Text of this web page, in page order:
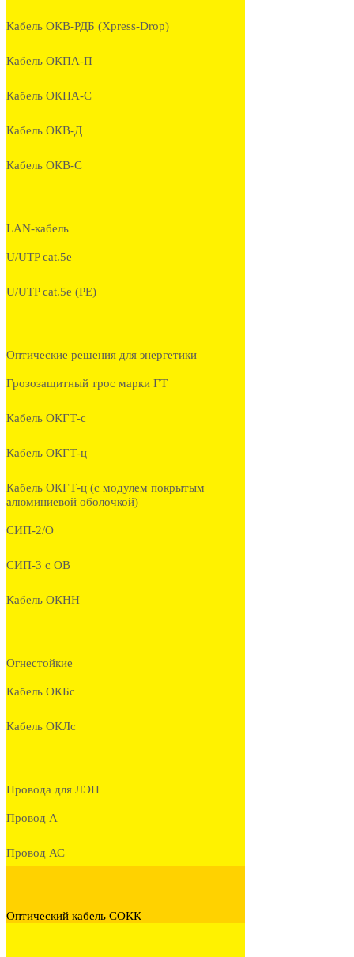
Кабель ОКВ-РДБ (Xpress-Drop)
Кабель ОКПА-П
Кабель ОКПА-С
Кабель ОКВ-Д
Кабель ОКВ-С
LAN-кабель
U/UTP cat.5e
U/UTP cat.5e (PE)
Оптические решения для энергетики
Грозозащитный трос марки ГТ
Кабель ОКГТ-с
Кабель ОКГТ-ц
Кабель ОКГТ-ц (с модулем покрытым
алюминиевой оболочкой)
СИП-2/О
СИП-3 с ОВ
Кабель ОКНН
Огнестойкие
Кабель ОКБc
Кабель ОКЛc
Провода для ЛЭП
Провод А
Провод АС
Оптический кабель СОКК